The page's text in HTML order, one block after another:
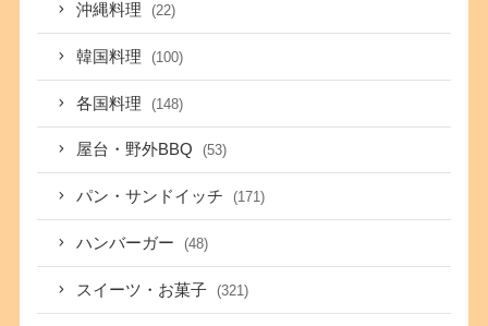
沖縄料理 (22)
韓国料理 (100)
各国料理 (148)
屋台・野外BBQ (53)
パン・サンドイッチ (171)
ハンバーガー (48)
スイーツ・お菓子 (321)